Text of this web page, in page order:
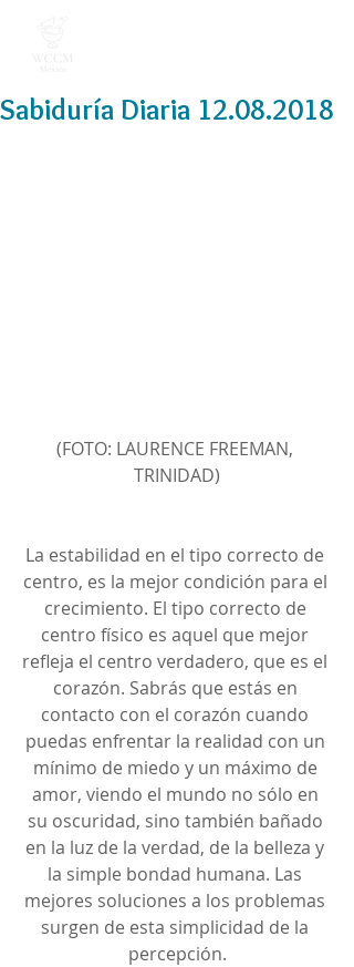
Sabiduría Diaria 12.08.2018
(FOTO: LAURENCE FREEMAN,
TRINIDAD)
La estabilidad en el tipo correcto de
centro, es la mejor condición para el
crecimiento. El tipo correcto de
centro físico es aquel que mejor
refleja el centro verdadero, que es el
corazón. Sabrás que estás en
contacto con el corazón cuando
puedas enfrentar la realidad con un
mínimo de miedo y un máximo de
amor, viendo el mundo no sólo en
su oscuridad, sino también bañado
en la luz de la verdad, de la belleza y
la simple bondad humana. Las
mejores soluciones a los problemas
surgen de esta simplicidad de la
percepción.